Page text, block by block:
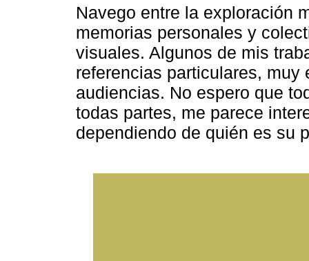
Navego entre la exploración
memorias personales y
visuales. Algunos de mis
referencias particulares,
audiencias. No espero que
todas partes, me parece
dependiendo de quién es su